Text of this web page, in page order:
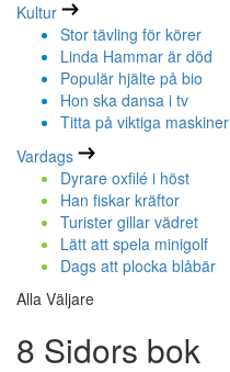
Kultur
Stor tävling för körer
Linda Hammar är död
Populär hjälte på bio
Hon ska dansa i tv
Titta på viktiga maskiner
Vardags
Dyrare oxfilé i höst
Han fiskar kräftor
Turister gillar vädret
Lätt att spela minigolf
Dags att plocka blåbär
Alla Väljare
8 Sidors bok